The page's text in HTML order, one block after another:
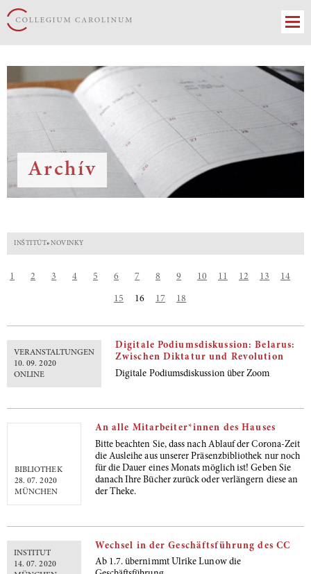
Archív
INŠTITÚT» NOVINKY
1 2 3 4 5 6 7 8 9 10 11 12 13 14
15 16 17 18
VERANSTALTUNGEN
10. 09. 2020
ONLINE
Digitale Podiumsdiskussion: Belarus:
Zwischen Diktatur und Revolution
Digitale Podiumsdiskussion über Zoom
BIBLIOTHEK
28. 07. 2020
MÜNCHEN
An alle Mitarbeiter*innen des Hauses
Bitte beachten Sie, dass nach Ablauf der Corona-Zeit
die Ausleihe aus unserer Präsenzbibliothek nur noch
für die Dauer eines Monats möglich ist! Geben Sie
danach Ihre Bücher zurück oder verlängern diese an
der Theke.
INSTITUT
14. 07. 2020
Wechsel in der Geschäftsführung des CC
Ab 1.7. übernimmt Ulrike Lunow die